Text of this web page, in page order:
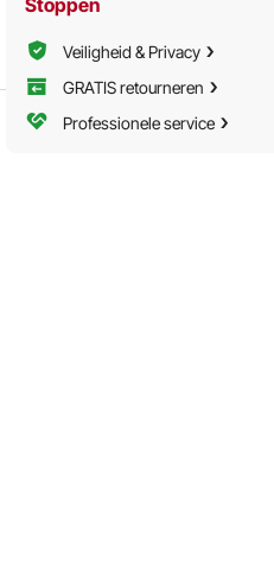
Stoppen
Veiligheid & Privacy
GRATIS retourneren
Professionele service